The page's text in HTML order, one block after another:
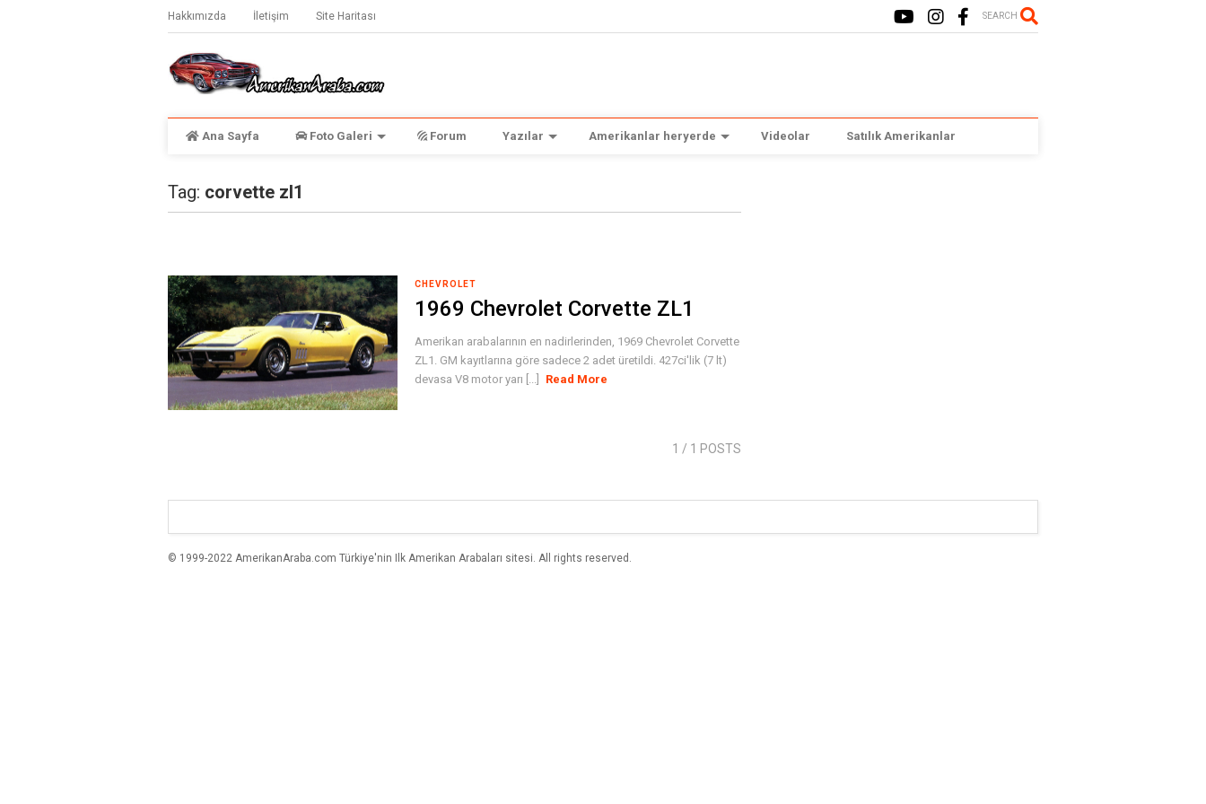
Hakkımızda İletişim Site Haritası SEARCH
Ana Sayfa Foto Galeri Forum Yazılar Amerikanlar heryerde Videolar Satılık Amerikanlar
Tag: corvette zl1
CHEVROLET
1969 Chevrolet Corvette ZL1
Amerikan arabalarının en nadirlerinden, 1969 Chevrolet Corvette
ZL1. GM kayıtlarına göre sadece 2 adet üretildi. 427ci'lik (7 lt)
devasa V8 motor yarı [...]
Read More
1 / 1 POSTS
© 1999-2022 AmerikanAraba.com Türkiye'nin Ilk Amerikan Arabaları sitesi. All rights reserved.